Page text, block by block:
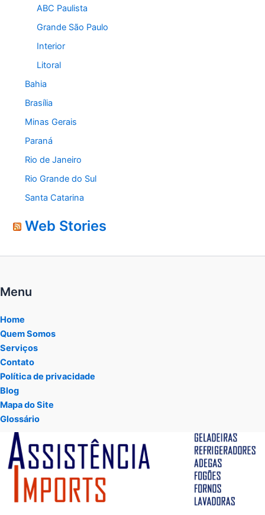
ABC Paulista
Grande São Paulo
Interior
Litoral
Bahia
Brasília
Minas Gerais
Paraná
Rio de Janeiro
Rio Grande do Sul
Santa Catarina
Web Stories
Menu
Home
Quem Somos
Serviços
Contato
Política de privacidade
Blog
Mapa do Site
Glossário
Tocador
vídeo